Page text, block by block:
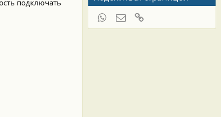
подключать
WhatsAppЭлектронная почта